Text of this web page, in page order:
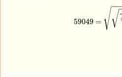
59049 =
(
√
−−
√
59049 =9 5(9 +0